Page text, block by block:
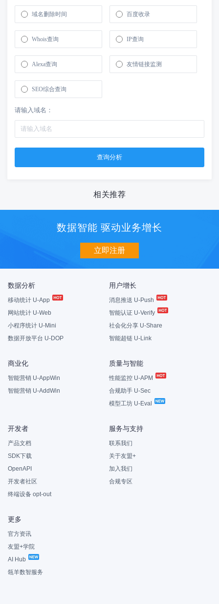
域名删除时间 百度收录
Whois查询 IP查询
Alexa查询 友情链接监测
SEO综合查询
请输入域名：
相关推荐
数据智能 驱动业务增长
立即注册
数据分析
移动统计 U-App
网站统计 U-Web
小程序统计 U-Mini
数据开放平台 U-DOP
用户增长
消息推送 U-Push
智能认证 U-Verify
社会化分享 U-Share
智能超链 U-Link
商业化
智能营销 U-AppWin
智能营销 U-AddWin
质量与智能
性能监控 U-APM
合规助手 U-Sec
模型工坊 U-Eval
开发者
产品文档
SDK下载
OpenAPI
开发者社区
终端设备 opt-out
服务与支持
联系我们
关于友盟+
加入我们
合规专区
更多
官方资讯
友盟+学院
AI Hub
瓴羊数智服务